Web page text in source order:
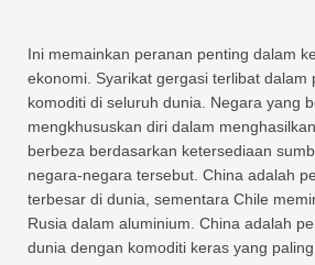
Ini memainkan peranan penting dalam
ekonomi. Syarikat gergasi terlibat dalam
komoditi di seluruh dunia. Negara yang
mengkhususkan diri dalam
berbeza berdasarkan ketersediaan
negara-negara tersebut. China adalah
terbesar di dunia, sementara Chile
Rusia dalam aluminium. China adalah
dunia dengan komoditi keras yang